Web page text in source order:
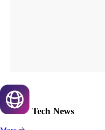
Tech News